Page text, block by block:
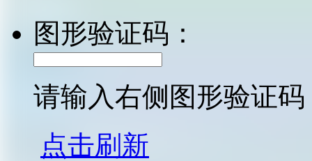
图形验证码：
请输入右侧图形验证码
点击刷新